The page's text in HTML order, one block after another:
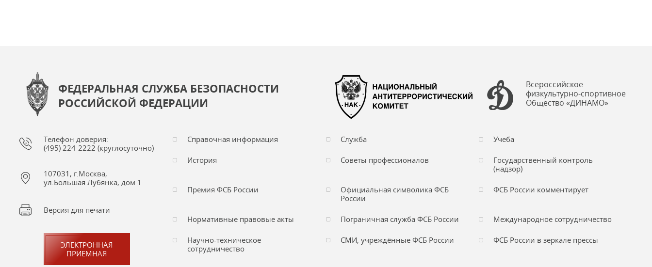
ФЕДЕРАЛЬНАЯ СЛУЖБА БЕЗОПАСНОСТИ
РОССИЙСКОЙ ФЕДЕРАЦИИ
Всероссийское
физкультурно-спортивное
Общество «ДИНАМО»
Телефон доверия:
(495) 224-2222 (круглосуточно)
107031, г.Москва,
ул.Большая Лубянка, дом 1
Версия для печати
ЭЛЕКТРОННАЯ
ПРИЕМНАЯ
Справочная информация Служба Учеба
История Советы профессионалов
Государственный контроль
(надзор)
Премия ФСБ России
Официальная символика ФСБ
России
ФСБ России комментирует
Нормативные правовые акты Пограничная служба ФСБ России Международное сотрудничество
Научно-техническое
сотрудничество
СМИ, учреждённые ФСБ России ФСБ России в зеркале прессы